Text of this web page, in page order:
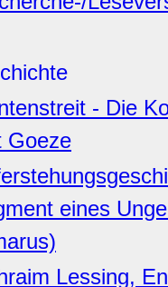
- Die
Goeze
eines
Lessing,